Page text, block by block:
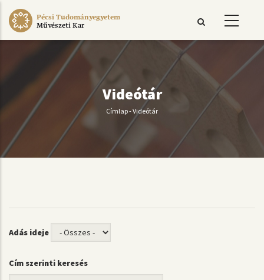
Ugrás
Pécsi Tudományegyetem
Művészeti Kar
Videótár
Morzsa
Címlap-Videótár
Adás ideje
Cím szerinti keresés